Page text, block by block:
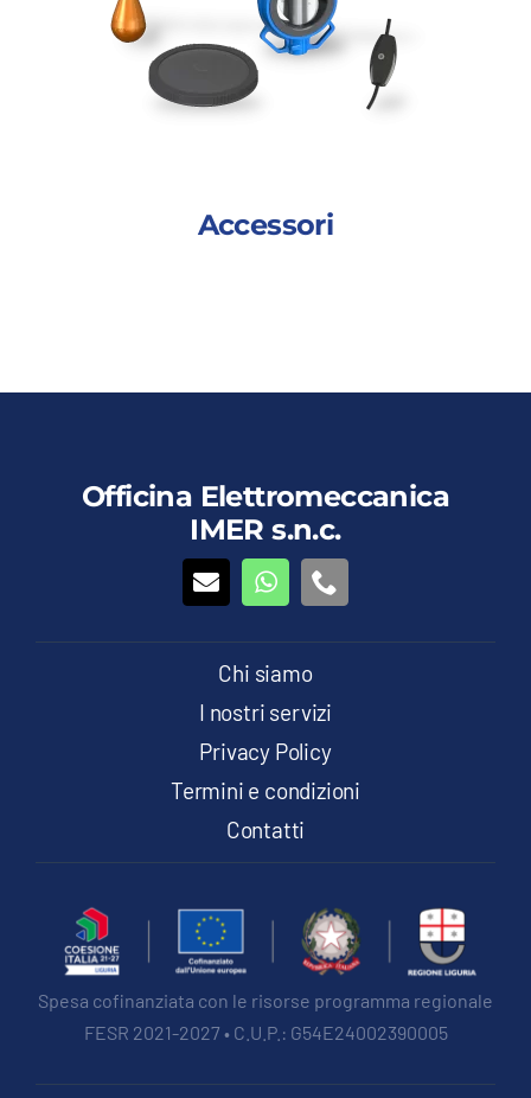
Accessori
Officina Elettromeccanica
IMER s.n.c.
Chi siamo
I nostri servizi
Privacy Policy
Termini e condizioni
Contatti
Spesa cofinanziata con le risorse programma regionale
FESR 2021-2027 • C.U.P.: G54E24002390005